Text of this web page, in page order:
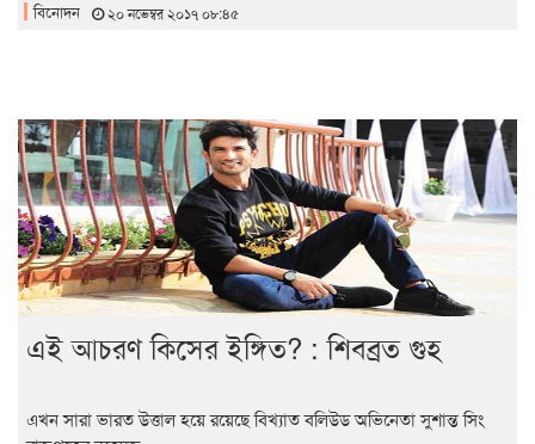
বিনোদন ২০ নভেম্বর ২০১৭ ০৮:৪৫
এই আচরণ কিসের ইঙ্গিত? : শিবব্রত গুহ
এখন সারা ভারত উত্তাল হয়ে রয়েছে বিখ্যাত বলিউড অভিনেতা সুশান্ত সিং